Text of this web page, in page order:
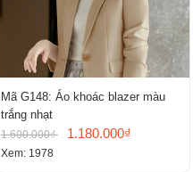
Mã G148: Áo khoác blazer màu
trắng nhạt
1.600.000₫ 1.180.000₫
Xem: 1978